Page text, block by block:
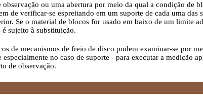
observação ou uma abertura por meio da qual a condição de
de verificar-se espreitando em um suporte de cada uma das
Se o material de blocos for usado em baixo de um limite
sujeito à substituição.
de mecanismos de freio de disco podem examinar-se por
especialmente no caso de suporte - para executar a medição
de observação.